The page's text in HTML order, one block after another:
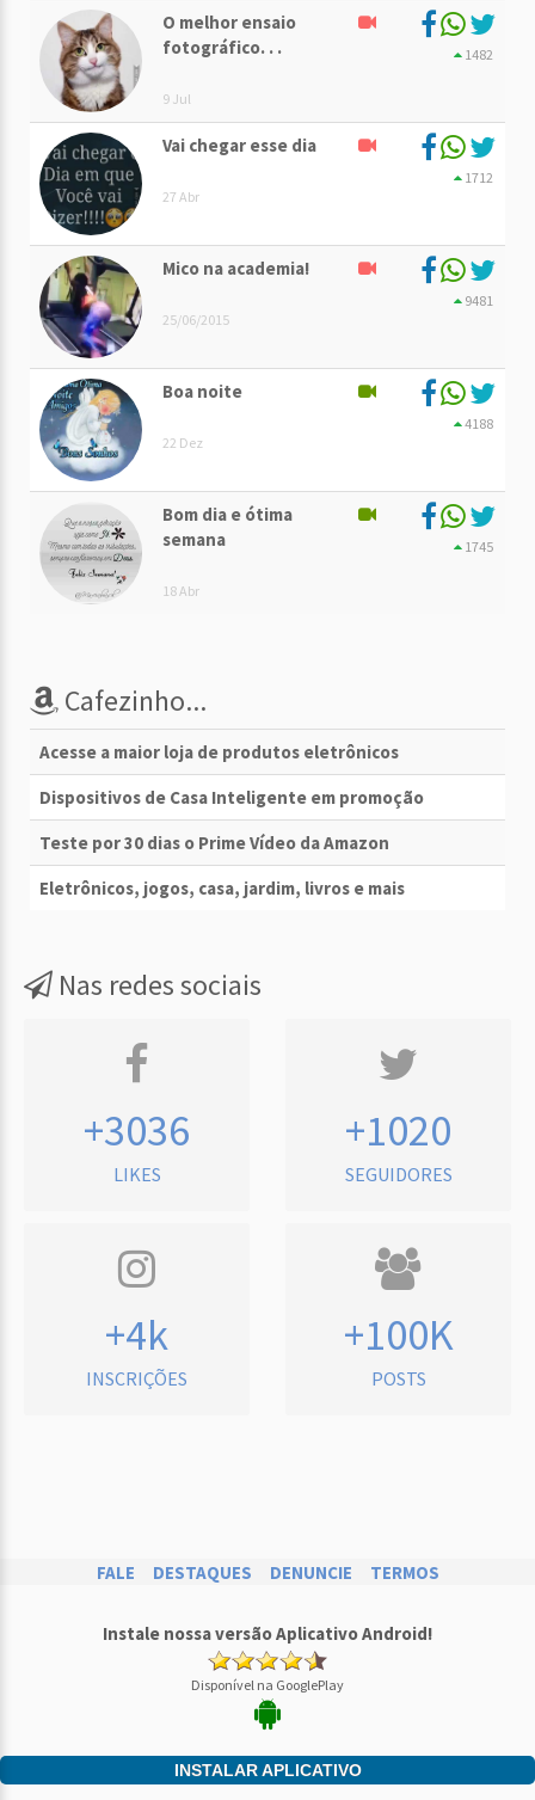
O melhor ensaio
fotográfico. . .
9 Jul
1482
Vai chegar esse dia
27 Abr
1712
Mico na academia!
25/06/2015
9481
Boa noite
22 Dez
4188
Bom dia e ótima
semana
18 Abr
1745
Cafezinho...
Acesse a maior loja de produtos eletrônicos
Dispositivos de Casa Inteligente em promoção
Teste por 30 dias o Prime Vídeo da Amazon
Eletrônicos, jogos, casa, jardim, livros e mais
Nas redes sociais
+3036
LIKES
+1020
SEGUIDORES
+4k
INSCRIÇÕES
+100K
POSTS
FALE DESTAQUES DENUNCIE TERMOS
Instale nossa versão Aplicativo Android!
Disponível na GooglePlay
INSTALAR APLICATIVO